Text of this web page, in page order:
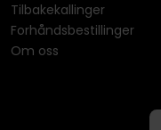
Tilbakekallinger
Forhåndsbestillinger
Om oss